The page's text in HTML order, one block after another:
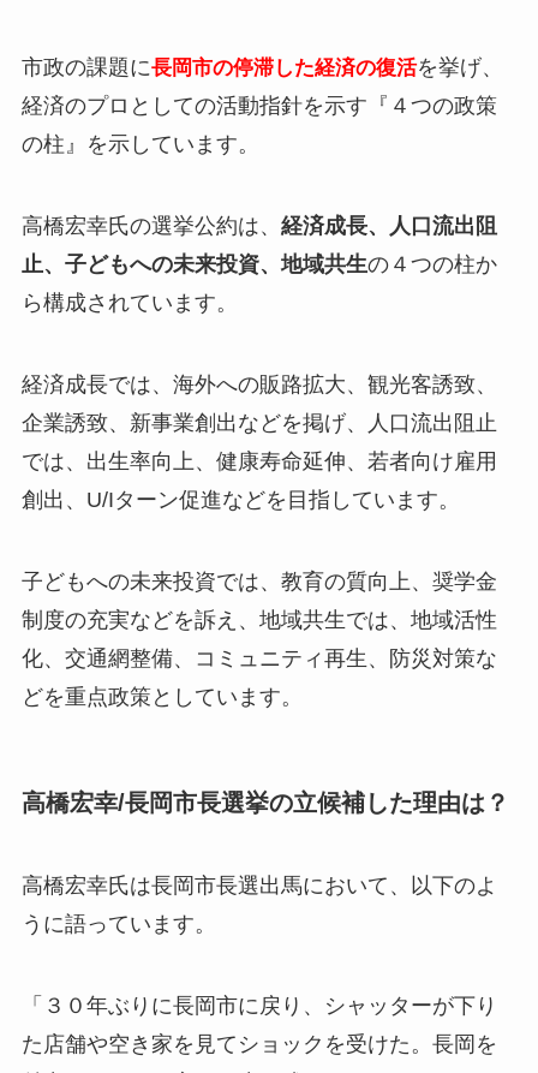
市政の課題に長岡市の停滞した経済の復活を挙げ、
経済のプロとしての活動指針を示す 『４つの政策
の柱』
を示しています。
高橋宏幸氏の選挙公約は、 経済成長、人口流出阻
止、子どもへの未来投資、地域共生の４つの柱か
ら構成されています。
経済成長では、海外への販路拡大、観光客誘致、
企業誘致、新事業創出などを掲げ、人口流出阻止
では、出生率向上、健康寿命延伸、若者向け雇用
創出、U/Iターン促進などを目指しています。
子どもへの未来投資では、教育の質向上、奨学金
制度の充実などを訴え、地域共生では、地域活性
化、交通網整備、コミュニティ再生、防災対策な
どを重点政策としています。
高橋宏幸/長岡市長選挙の立候補した理由は？
高橋宏幸氏は長岡市長選出馬において、以下のよ
うに語っています。
「３０年ぶりに長岡市に戻り、シャッターが下り
た店舗や空き家を見てショックを受けた。長岡を